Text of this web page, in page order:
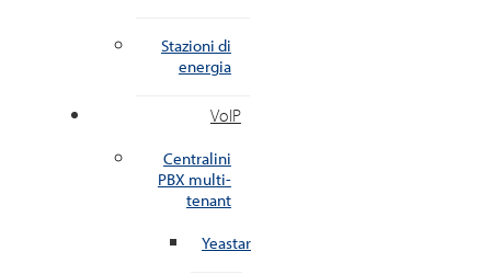
Stazioni di
energia
VoIP
Centralini
PBX multi-
tenant
Yeastar